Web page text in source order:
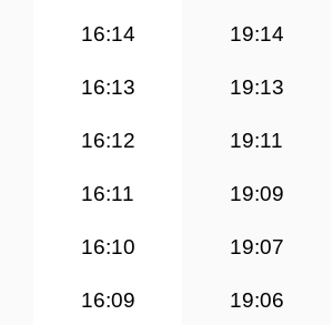
16:14 19:14
16:13 19:13
16:12 19:11
16:11 19:09
16:10 19:07
16:09 19:06